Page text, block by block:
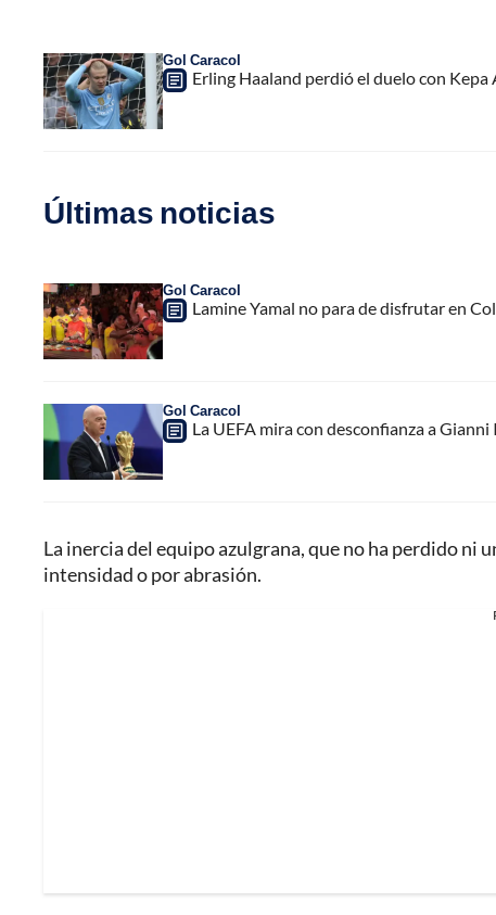
Gol Caracol
Erling Haaland perdió el duelo con
Últimas noticias
Gol Caracol
Lamine Yamal no para de disfrutar en
Gol Caracol
La UEFA mira con desconfianza a
La inercia del equipo azulgrana, que no ha perdido ni
intensidad o por abrasión.